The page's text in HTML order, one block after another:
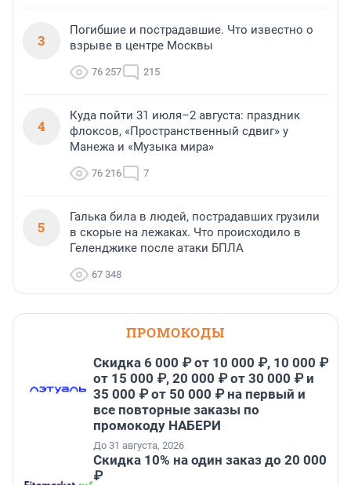
3
Погибшие и пострадавшие. Что известно о
взрыве в центре Москвы
76 257 215
4
Куда пойти 31 июля–2 августа: праздник
флоксов, «Пространственный сдвиг» у
Манежа и «Музыка мира»
76 216 7
5
Галька била в людей, пострадавших грузили
в скорые на лежаках. Что происходило в
Геленджике после атаки БПЛА
67 348
ПРОМОКОДЫ
Скидка 6 000 ₽ от 10 000 ₽, 10 000 ₽
от 15 000 ₽, 20 000 ₽ от 30 000 ₽ и
35 000 ₽ от 50 000 ₽ на первый и
все повторные заказы по
промокоду НАБЕРИ
До 31 августа, 2026
Скидка 10% на один заказ до 20 000
₽